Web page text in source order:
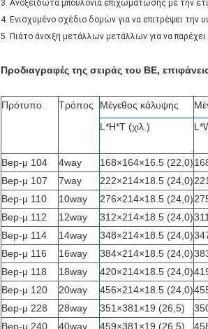
3. Ανοξείδωτα μπουλόνια επιχωμάτωσης με την
4. Ενισχυμένο σχέδιο δομών για να επιτρέψει
5. Πιάτο άνοιξη μετάλλων μετάλλων για να
Προδιαγραφές της σειράς του BE,
Πρότυπο Τρόπος Μέγεθος κάλυψης
L*H*T (χιλ.)
Bep-μ 104 4way 168×164×16.5 (22,0)
Bep-μ 107
7way 222×214×18.5 (24,0)
Bep-μ 110
10way 276×214×18.5 (24,0)
Bep-μ 112
12way 312×214×18.5 (24,0)
Bep-μ 114
14way 348×214×18.5 (24,0)
Bep-μ 116
16way 384×214×18.5 (24,0)
Bep-μ 118
18way 420×214×18.5 (24,0)
Bep-μ 120
20way 456×214×18.5 (24,0)
Bep-μ 228
28way 351×381×19 (26,5)
Bep-μ 240
40way 459×381×19 (26,5)